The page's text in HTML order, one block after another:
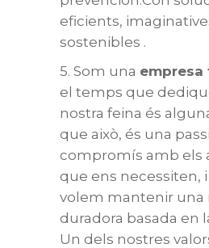
eficients,
sostenibles .
5. Som una empresa
el temps que
nostra feina és
que això, és una
compromís amb els
que ens necessiten,
volem mantenir una
duradora basada en
Un dels nostres